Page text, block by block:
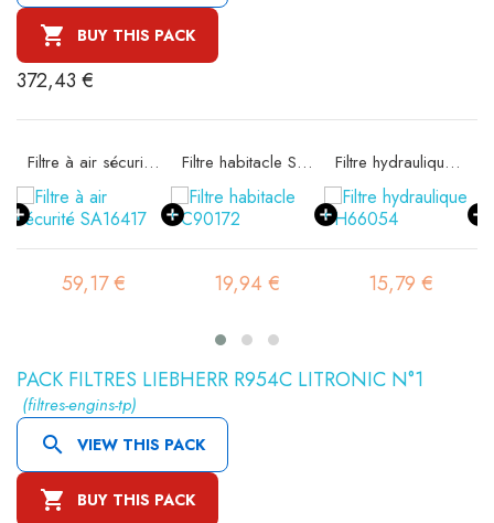
 BUY THIS PACK
372,43 €
Filtre à air sécurité SA16417
59,17 €
Filtre habitacle SC90172
19,94 €
Filtre hydraulique SH66054
15,79 €
PACK FILTRES LIEBHERR R954C LITRONIC N°1
(filtres-engins-tp)
 VIEW THIS PACK
 BUY THIS PACK